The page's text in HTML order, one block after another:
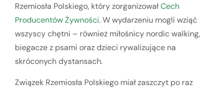
Rzemiosła Polskiego, który zorganizowałCech
Producentów Żywności. W wydarzeniu mogli wziąć
wszyscy chętni – również miłośnicy nordic walking,
biegacze z psami oraz dzieci rywalizujące na
skróconych dystansach.
Związek Rzemiosła Polskiego miał zaszczyt po raz